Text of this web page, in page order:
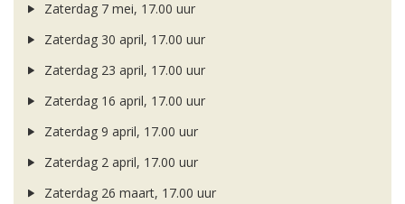
Zaterdag 7 mei, 17.00 uur
Zaterdag 30 april, 17.00 uur
Zaterdag 23 april, 17.00 uur
Zaterdag 16 april, 17.00 uur
Zaterdag 9 april, 17.00 uur
Zaterdag 2 april, 17.00 uur
Zaterdag 26 maart, 17.00 uur